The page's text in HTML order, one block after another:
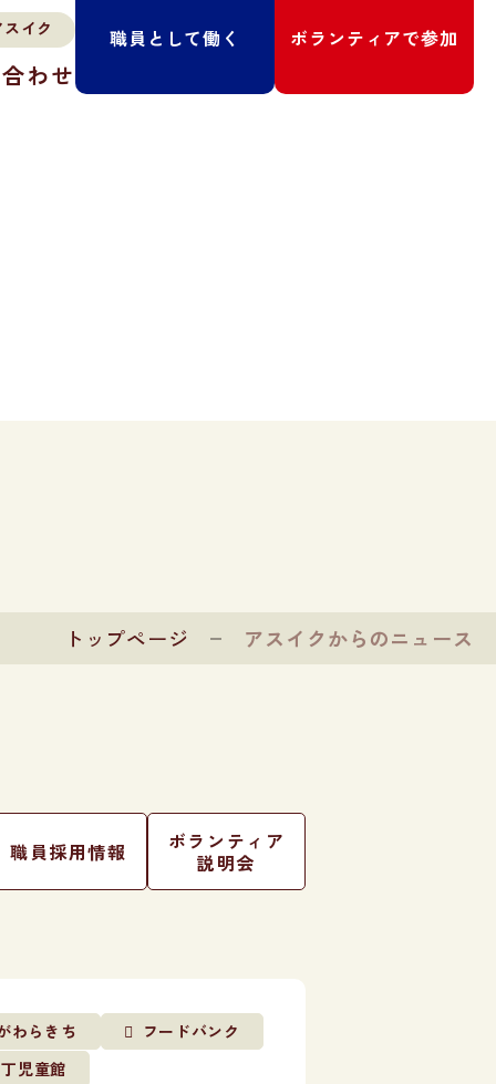
わせ
職員として働く ボランティアで参加
トップページ アスイクからのニュース
職員採用情報
ボランティア
説明会
わらきち
フードバンク
児童館